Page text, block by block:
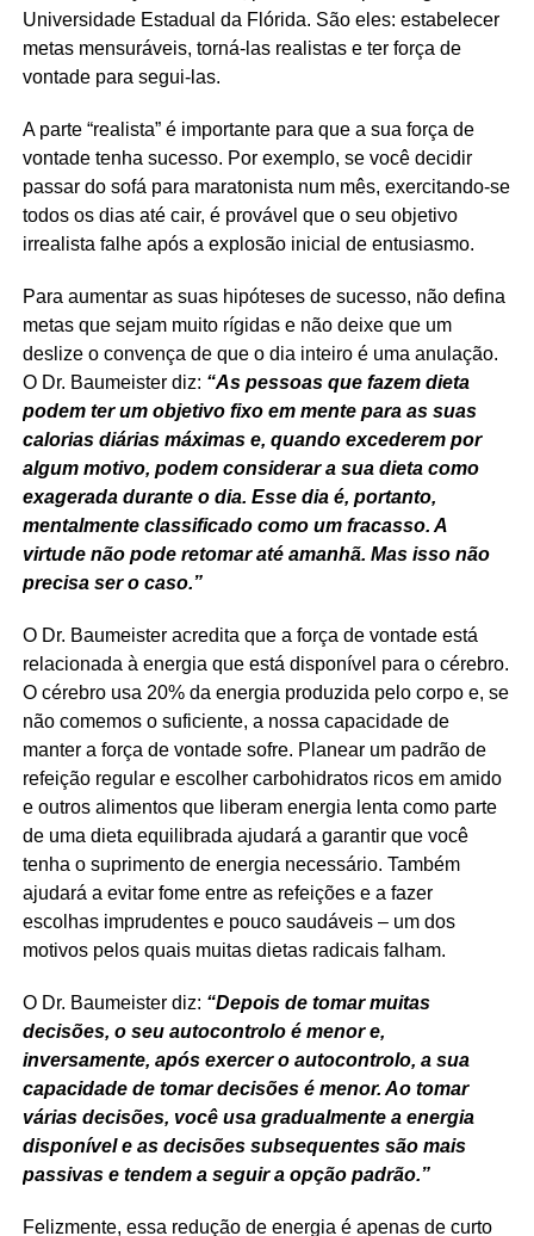
Universidade Estadual da Flórida. São eles: estabelecer
metas mensuráveis, torná-las realistas e ter força de
vontade para segui-las.
A parte “realista” é importante para que a sua força de
vontade tenha sucesso. Por exemplo, se você decidir
passar do sofá para maratonista num mês, exercitando-se
todos os dias até cair, é provável que o seu objetivo
irrealista falhe após a explosão inicial de entusiasmo.
Para aumentar as suas hipóteses de sucesso, não defina
metas que sejam muito rígidas e não deixe que um
deslize o convença de que o dia inteiro é uma anulação.
O Dr. Baumeister diz: “As pessoas que fazem dieta
podem ter um objetivo fixo em mente para as suas
calorias diárias máximas e, quando excederem por
algum motivo, podem considerar a sua dieta como
exagerada durante o dia. Esse dia é, portanto,
mentalmente classificado como um fracasso. A
virtude não pode retomar até amanhã. Mas isso não
precisa ser o caso.”
O Dr. Baumeister acredita que a força de vontade está
relacionada à energia que está disponível para o cérebro.
O cérebro usa 20% da energia produzida pelo corpo e, se
não comemos o suficiente, a nossa capacidade de
manter a força de vontade sofre. Planear um padrão de
refeição regular e escolher carbohidratos ricos em amido
e outros alimentos que liberam energia lenta como parte
de uma dieta equilibrada ajudará a garantir que você
tenha o suprimento de energia necessário. Também
ajudará a evitar fome entre as refeições e a fazer
escolhas imprudentes e pouco saudáveis – um dos
motivos pelos quais muitas dietas radicais falham.
O Dr. Baumeister diz: “Depois de tomar muitas
decisões, o seu autocontrolo é menor e,
inversamente, após exercer o autocontrolo, a sua
capacidade de tomar decisões é menor. Ao tomar
várias decisões, você usa gradualmente a energia
disponível e as decisões subsequentes são mais
passivas e tendem a seguir a opção padrão.”
Felizmente, essa redução de energia é apenas de curto